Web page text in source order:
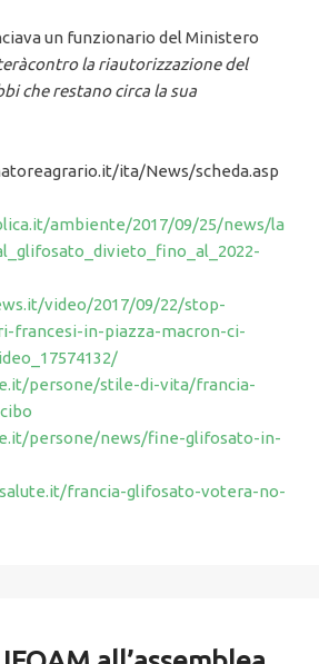
un funzionario del Ministero
la riautorizzazione del
che restano circa la sua
ita/News/scheda.asp
ambiente/2017/09/25/news/la
video/2017/09/22/stop-
francesi-in-piazza-macron-ci-
persone/stile-di-vita/francia-
persone/news/fine-glifosato-in-
francia-glifosato-votera-no-